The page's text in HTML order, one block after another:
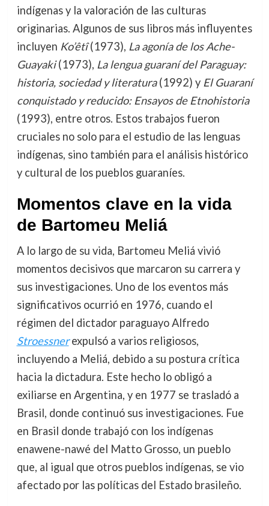
indígenas y la valoración de las culturas
originarias. Algunos de sus libros más influyentes
incluyen Ko’êtî(1973), La agonía de los Ache-
Guayaki(1973), La lengua guaraní del Paraguay:
historia, sociedad y literatura(1992) y El Guaraní
conquistado y reducido: Ensayos de Etnohistoria
(1993), entre otros. Estos trabajos fueron
cruciales no solo para el estudio de las lenguas
indígenas, sino también para el análisis histórico
y cultural de los pueblos guaraníes.
Momentos clave en la vida
de Bartomeu Meliá
A lo largo de su vida, Bartomeu Meliá vivió
momentos decisivos que marcaron su carrera y
sus investigaciones. Uno de los eventos más
significativos ocurrió en 1976, cuando el
régimen del dictador paraguayo Alfredo
Stroessnerexpulsó a varios religiosos,
incluyendo a Meliá, debido a su postura crítica
hacia la dictadura. Este hecho lo obligó a
exiliarse en Argentina, y en 1977 se trasladó a
Brasil, donde continuó sus investigaciones. Fue
en Brasil donde trabajó con los indígenas
enawene-nawé del Matto Grosso, un pueblo
que, al igual que otros pueblos indígenas, se vio
afectado por las políticas del Estado brasileño.